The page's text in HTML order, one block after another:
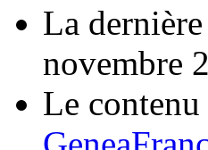
La
novembre
Le